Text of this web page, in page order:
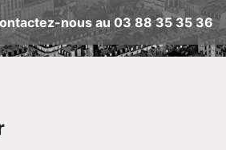
nous au 03 88 35 35 36